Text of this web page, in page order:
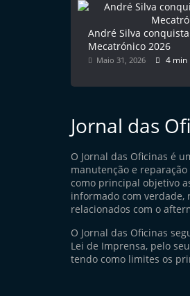
André Silva
Mecatrónico 2026
Maio 31, 2026 4 min
Jornal das
O Jornal das Oficinas é
manutenção e
como principal objetivo
informado com verdade,
relacionados com o
O Jornal das Oficinas
Lei de Imprensa, pelo
tendo como limites os